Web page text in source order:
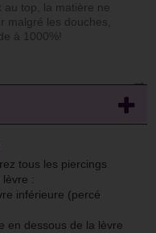
au top, la matière ne
malgré les douches,
à 1000%!
→
tous les piercings
lèvre :
inférieure (percé
en dessous de la lèvre